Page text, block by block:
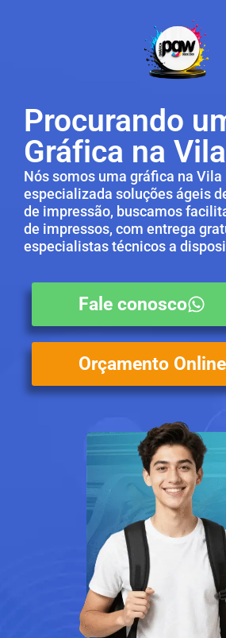
Procurando
Gráfica na
Nós somos uma gráfica na Vila
especializada soluções ágeis
de impressão, buscamos
de impressos, com entrega
especialistas técnicos a
Fale conosco
Orçamento Online